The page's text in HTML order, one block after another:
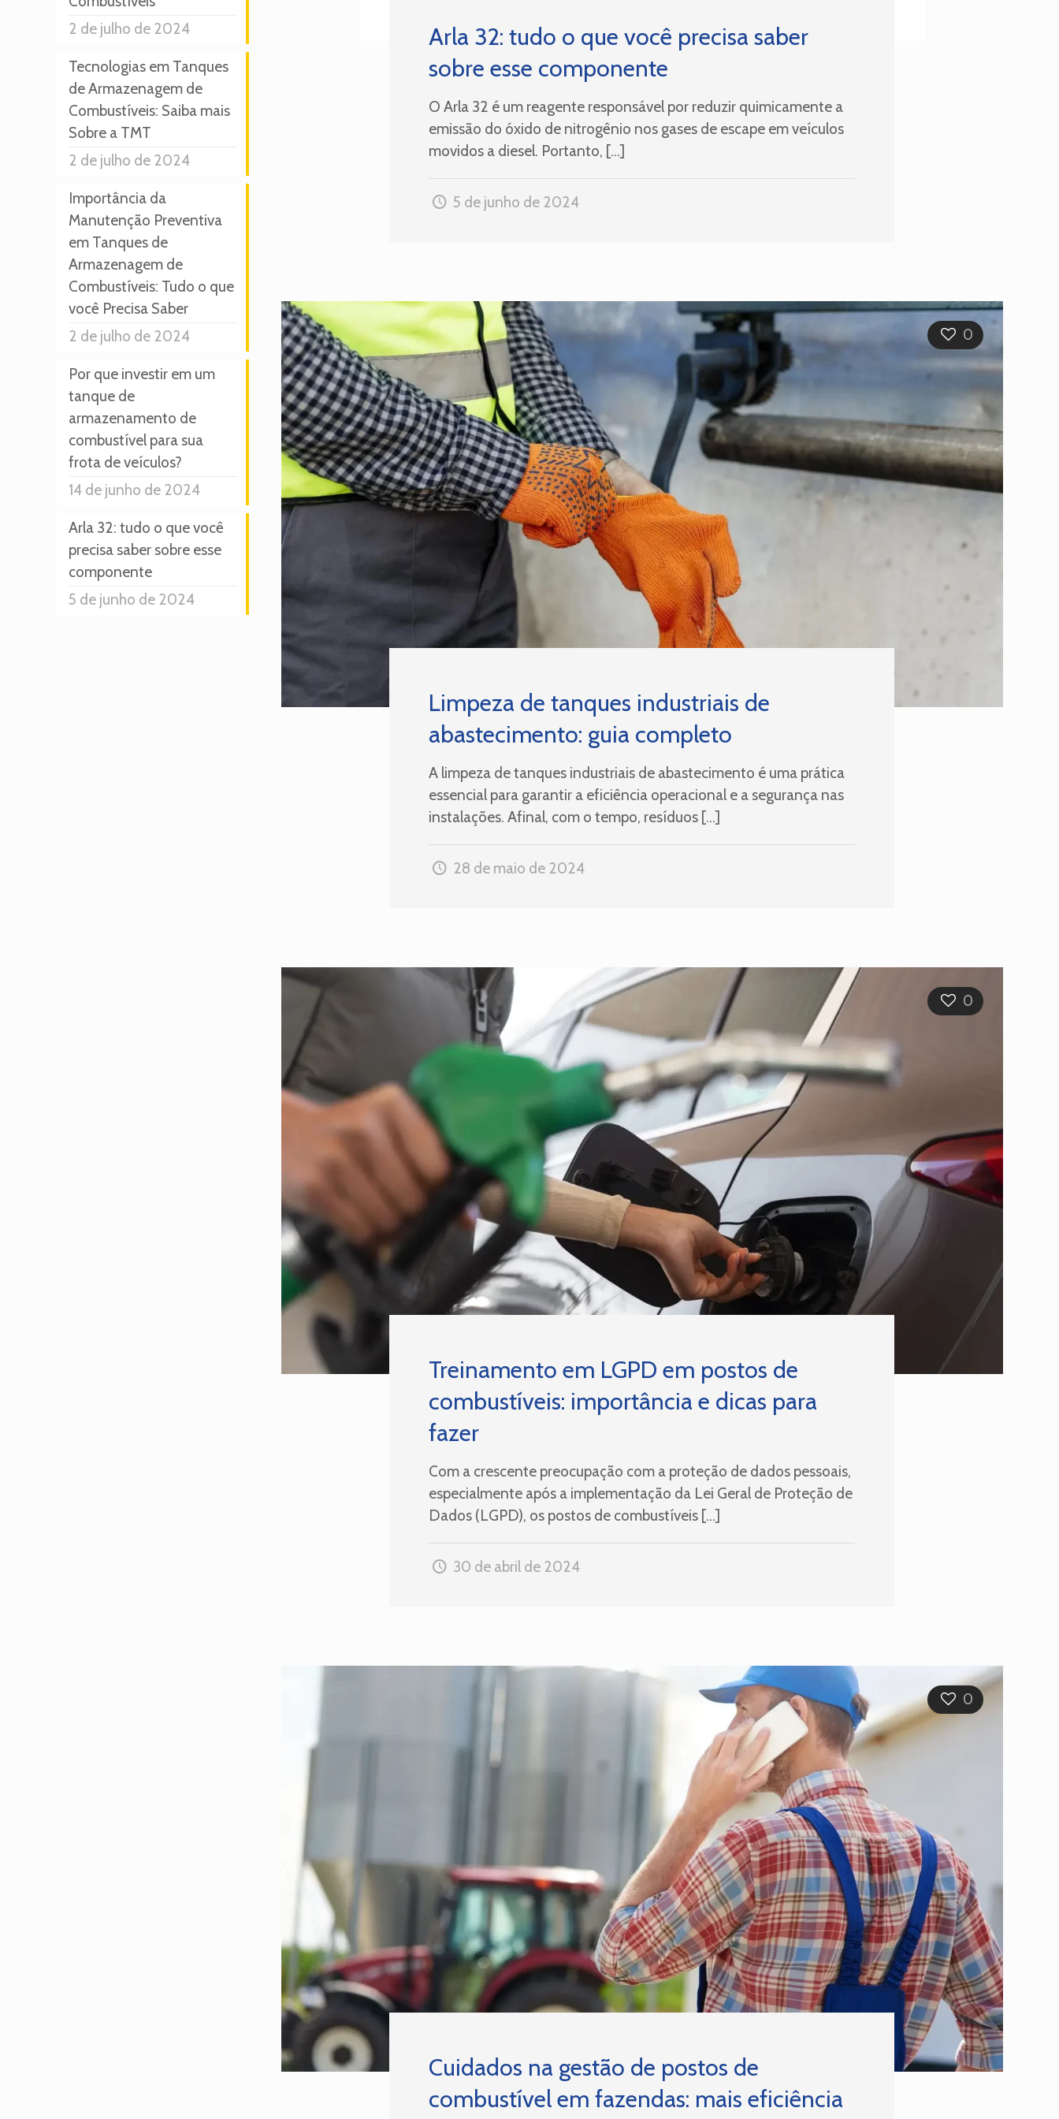
Arla 32: tudo o que você precisa saber
sobre esse componente
O Arla 32 é um reagente responsável por reduzir quimicamente a
emissão do óxido de nitrogênio nos gases de escape em veículos
movidos a diesel. Portanto, […]
5 de junho de 2024
0
Limpeza de tanques industriais de
abastecimento: guia completo
A limpeza de tanques industriais de abastecimento é uma prática
essencial para garantir a eficiência operacional e a segurança nas
instalações. Afinal, com o tempo, resíduos[…]
28 de maio de 2024
0
Treinamento em LGPD em postos de
combustíveis: importância e dicas para
fazer
Com a crescente preocupação com a proteção de dados pessoais,
especialmente após a implementação da Lei Geral de Proteção de
Dados (LGPD), os postos de combustíveis[…]
30 de abril de 2024
0
Cuidados na gestão de postos de
combustível em fazendas: mais eficiência
2 de julho de 2024
Tecnologias em Tanques
de Armazenagem de
Combustíveis: Saiba mais
Sobre a TMT
2 de julho de 2024
Importância da
Manutenção Preventiva
em Tanques de
Armazenagem de
Combustíveis: Tudo o que
você Precisa Saber
2 de julho de 2024
Por que investir em um
tanque de
armazenamento de
combustível para sua
frota de veículos?
14 de junho de 2024
Arla 32: tudo o que você
precisa saber sobre esse
componente
5 de junho de 2024